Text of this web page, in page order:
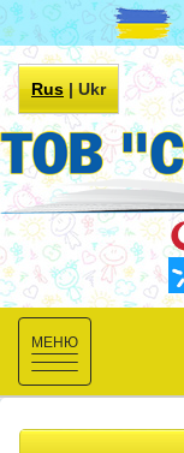
Rus|Ukr
Toggle
navigation